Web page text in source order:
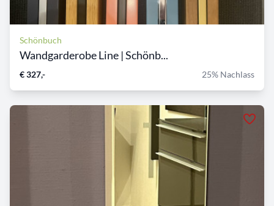
Schönbuch
Wandgarderobe Line | Schönb...
€ 327,- 25% Nachlass